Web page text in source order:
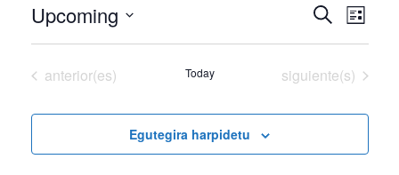
de
y
vistas
Buscar
de
Lista
Upcoming
Seleccionar
Eventos
anterior(es) Today Eventos
siguiente(s)
Egutegira harpidetu